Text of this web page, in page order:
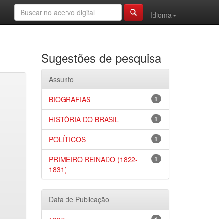
Idioma
Sugestões de pesquisa
Assunto
1
BIOGRAFIAS
1
HISTÓRIA DO BRASIL
1
POLÍTICOS
1
PRIMEIRO REINADO (1822-
1831)
Data de Publicação